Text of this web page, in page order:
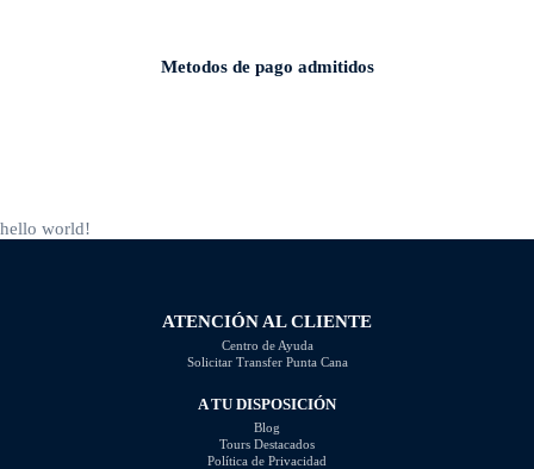
Metodos de pago admitidos
hello world!
ATENCIÓN AL CLIENTE
Centro de Ayuda
Solicitar Transfer Punta Cana
A TU DISPOSICIÓN
Blog
Tours Destacados
Política de Privacidad